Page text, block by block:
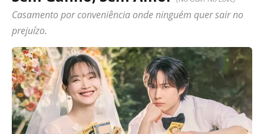
Casamento por conveniência onde ninguém quer sair no
prejuízo.